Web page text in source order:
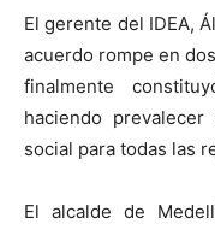
El gerente del IDEA,
acuerdo rompe en
finalmente
haciendo
social para todas las
El alcalde de